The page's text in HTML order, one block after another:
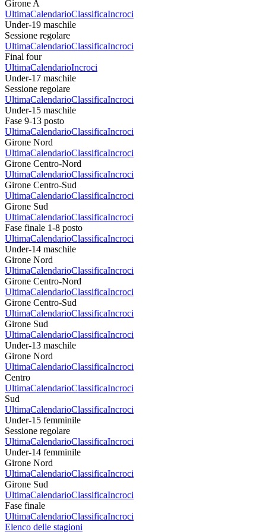
Girone A
UltimaCalendarioClassificaIncroci
Under-19 maschile
Sessione regolare
UltimaCalendarioClassificaIncroci
Final four
UltimaCalendarioIncroci
Under-17 maschile
Sessione regolare
UltimaCalendarioClassificaIncroci
Under-15 maschile
Fase 9-13 posto
UltimaCalendarioClassificaIncroci
Girone Nord
UltimaCalendarioClassificaIncroci
Girone Centro-Nord
UltimaCalendarioClassificaIncroci
Girone Centro-Sud
UltimaCalendarioClassificaIncroci
Girone Sud
UltimaCalendarioClassificaIncroci
Fase finale 1-8 posto
UltimaCalendarioClassificaIncroci
Under-14 maschile
Girone Nord
UltimaCalendarioClassificaIncroci
Girone Centro-Nord
UltimaCalendarioClassificaIncroci
Girone Centro-Sud
UltimaCalendarioClassificaIncroci
Girone Sud
UltimaCalendarioClassificaIncroci
Under-13 maschile
Girone Nord
UltimaCalendarioClassificaIncroci
Centro
UltimaCalendarioClassificaIncroci
Sud
UltimaCalendarioClassificaIncroci
Under-15 femminile
Sessione regolare
UltimaCalendarioClassificaIncroci
Under-14 femminile
Girone Nord
UltimaCalendarioClassificaIncroci
Girone Sud
UltimaCalendarioClassificaIncroci
Fase finale
UltimaCalendarioClassificaIncroci
Elenco delle stagioni